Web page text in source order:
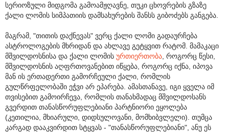
სერიოზული მიდგომა გამოამჟღავნე, თუკი ცხოვრების გზაზე
ქალი ლომის სიმპათიის დამსახურების შანსს გიბოძებს განგება.
მაგრამ, "თითის დაქნევას" ვერც ქალი ლომი გადაურჩება
ასტროლოგების მხრიდან და ახლავე გეტყვით რატომ. მამაკაცი
მშვილდოსნისა და ქალი ლომის ურთიერთობა , როგორც წესი,
მშვილდოსნის აღფრთოვანებით იწყება, როგორც იქნა, იპოვა
მან ის ერთადერთი გამორჩეული ქალი, რომლის
გულწრფელობაში ეჭვი არ ეპარება. ამასთანავე, იგი ყველა იმ
თვისებით გამოირჩევა, რომლის თანახმადაც მშვილდოსანს
გვერდით თანასწორუფლებიანი პარტნიორი ეყოლება
(კეთილია, მხიარული, დიდსულოვანი, მომხიბვლელი). თუმცა
კარგად დააკვირდით სტყვას - "თანასწორუფლებიანი", ანუ ეს